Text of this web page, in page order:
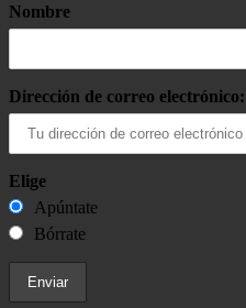
Nombre
Dirección de correo electrónico:
Elige
Apúntate
Bórrate